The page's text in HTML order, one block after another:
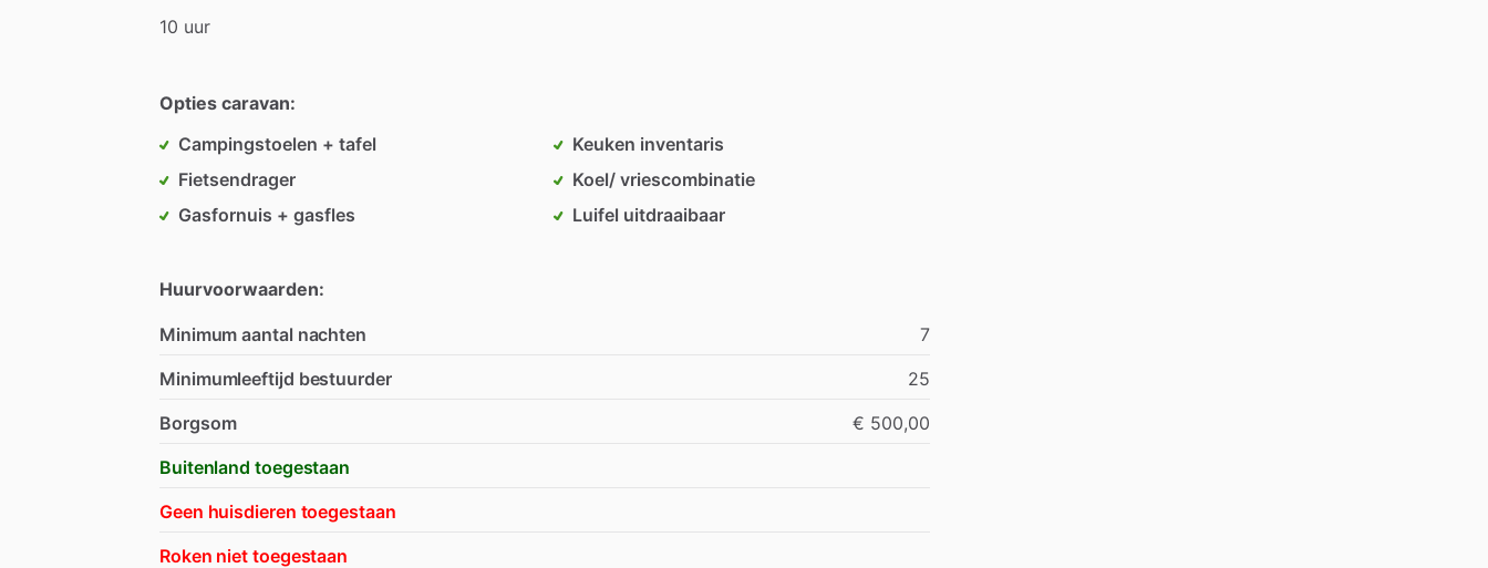
10 uur
Opties caravan:
Campingstoelen + tafel
Fietsendrager
Gasfornuis + gasfles
Keuken inventaris
Koel/ vriescombinatie
Luifel uitdraaibaar
Huurvoorwaarden:
Minimum aantal nachten
7
Minimumleeftijd bestuurder
25
Borgsom
€ 500,00
Buitenland toegestaan
Geen huisdieren toegestaan
Roken niet toegestaan